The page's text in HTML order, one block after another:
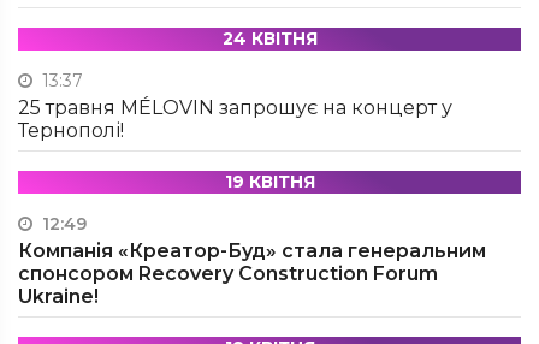
24 КВІТНЯ
13:37
25 травня MÉLOVIN запрошує на концерт у
Тернополі!
19 КВІТНЯ
12:49
Компанія «Креатор-Буд» стала генеральним
спонсором Recovery Construction Forum
Ukraine!